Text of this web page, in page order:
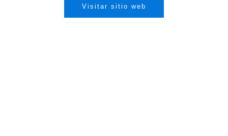
Visitar sitio web